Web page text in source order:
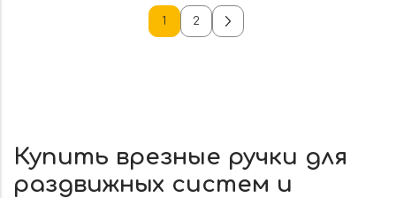
1 2
Купить врезные ручки для
раздвижных систем и